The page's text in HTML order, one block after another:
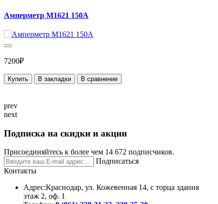
Амперметр М1621 150А
7200₽
Купить В закладки В сравнение
prev
next
Подписка на скидки и акции
Присоединяйтесь к более чем 14 672 подписчиков.
Подписаться
Контакты
Адрес:Краснодар, ул. Кожевенная 14, с торца здания
этаж 2, оф. 1